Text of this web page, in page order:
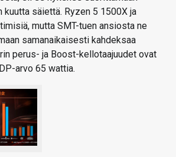
kuutta säiettä. Ryzen 5 1500X ja
mutta SMT-tuen ansiosta ne
samanaikaisesti kahdeksaa
perus- ja Boost-kellotaajuudet ovat
arvo 65 wattia.